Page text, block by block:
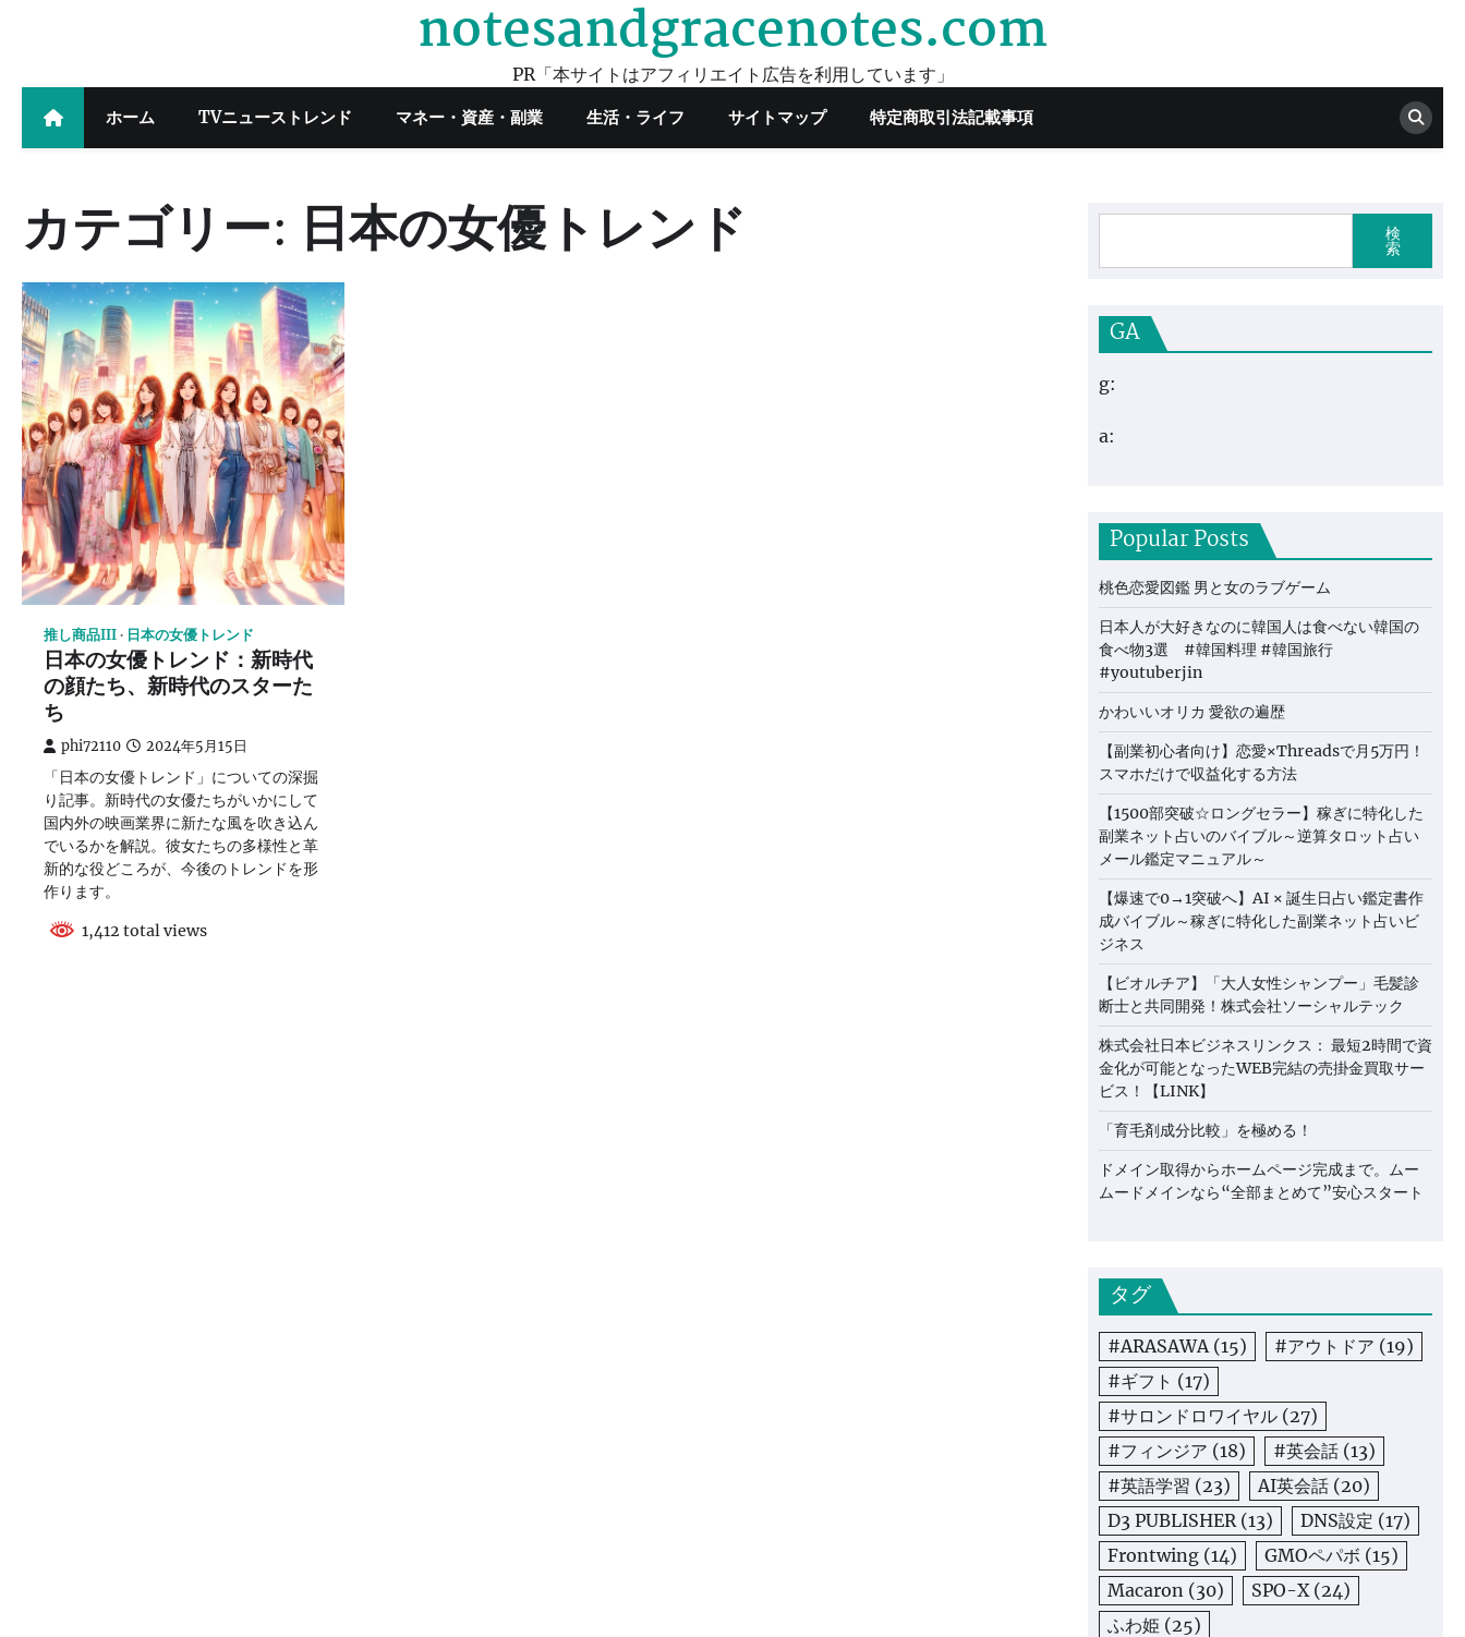
notesandgracenotes.com
PR「本サイトはアフィリエイト広告を利用しています」
ホーム TVニューストレンド マネー・資産・副業 生活・ライフ サイトマップ 特定商取引法記載事項
カテゴリー: 日本の女優トレンド
推し商品III 日本の女優トレンド
日本の女優トレンド：新時代
の顔たち、新時代のスターた
ち
phi72110 2024年5月15日
「日本の女優トレンド」についての深掘
り記事。新時代の女優たちがいかにして
国内外の映画業界に新たな風を吹き込ん
でいるかを解説。彼女たちの多様性と革
新的な役どころが、今後のトレンドを形
作ります。
1,412 total views
検
索
GA
g:
a:
Popular Posts
桃色恋愛図鑑 男と女のラブゲーム
日本人が大好きなのに韓国人は食べない韓国の
食べ物3選 #韓国料理 #韓国旅行
#youtuberjin
かわいいオリカ 愛欲の遍歴
【副業初心者向け】恋愛×Threadsで月5万円！
スマホだけで収益化する方法
【1500部突破☆ロングセラー】稼ぎに特化した
副業ネット占いのバイブル～逆算タロット占い
メール鑑定マニュアル～
【爆速で0→1突破へ】AI × 誕生日占い鑑定書作
成バイブル～稼ぎに特化した副業ネット占いビ
ジネス
【ビオルチア】「大人女性シャンプー」毛髪診
断士と共同開発！株式会社ソーシャルテック
株式会社日本ビジネスリンクス： 最短2時間で資
金化が可能となったWEB完結の売掛金買取サー
ビス！【LINK】
「育毛剤成分比較」を極める！
ドメイン取得からホームページ完成まで。ムー
ムードメインなら“全部まとめて”安心スタート
タグ
#ARASAWA(15) #アウトドア (19)
#ギフト (17)
#サロンドロワイヤル (27)
#フィンジア (18) #英会話 (13)
#英語学習 (23) AI英会話 (20)
D3 PUBLISHER(13) DNS設定 (17)
Frontwing (14) GMOペパボ (15)
Macaron (30) SPO-X(24)
ふわ姫 (25)